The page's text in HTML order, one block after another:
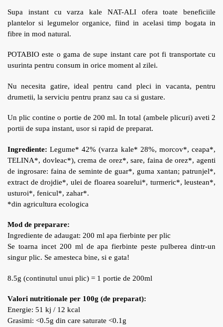
Supa instant cu varza kale NAT-ALI ofera toate beneficiile
plantelor si legumelor organice, fiind in acelasi timp bogata in
fibre in mod natural.
POTABIO este o gama de supe instant care pot fi transportate cu
usurinta pentru consum in orice moment al zilei.
Nu necesita gatire, ideal pentru cand pleci in vacanta, pentru
drumetii, la serviciu pentru pranz sau ca si gustare.
Un plic contine o portie de 200 ml. In total (ambele plicuri) aveti 2
portii de supa instant, usor si rapid de preparat.
Ingrediente: Legume* 42% (varza kale* 28%, morcov*, ceapa*,
TELINA*, dovleac*), crema de orez*, sare, faina de orez*, agenti
de ingrosare: faina de seminte de guar*, guma xantan; patrunjel*,
extract de drojdie*, ulei de floarea soarelui*, turmeric*, leustean*,
usturoi*, fenicul*, zahar*.
*din agricultura ecologica
Mod de preparare:
Ingrediente de adaugat: 200 ml apa fierbinte per plic
Se toarna incet 200 ml de apa fierbinte peste pulberea dintr-un
singur plic. Se amesteca bine, si e gata!
8.5g (continutul unui plic) = 1 portie de 200ml
Valori nutritionale per 100g (de preparat):
Energie: 51 kj / 12 kcal
Grasimi: <0.5g din care saturate <0.1g